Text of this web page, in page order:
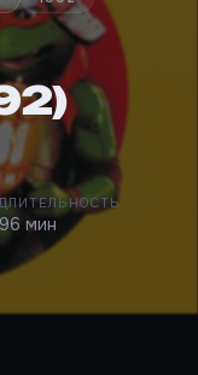
ДЛИТЕЛЬНОСТЬ
96 мин